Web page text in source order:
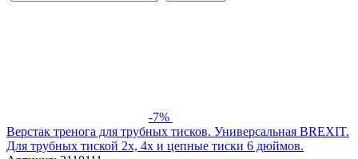
-7%
Верстак тренога для трубных тисков. Универсальная BREXIT.
Для трубных тиской 2х, 4х и цепные тиски 6 дюймов.